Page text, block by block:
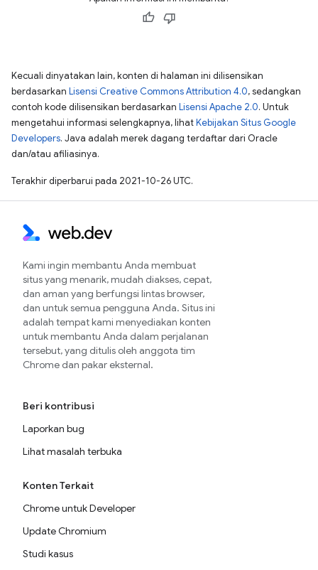
Kecuali dinyatakan lain, konten di halaman ini dilisensikan
berdasarkan Lisensi Creative Commons Attribution 4.0, sedangkan
contoh kode dilisensikan berdasarkan Lisensi Apache 2.0. Untuk
mengetahui informasi selengkapnya, lihatKebijakan Situs Google
Developers. Java adalah merek dagang terdaftar dari Oracle
dan/atau afiliasinya.
Terakhir diperbarui pada 2021-10-26 UTC.
Kami ingin membantu Anda membuat
situs yang menarik, mudah diakses, cepat,
dan aman yang berfungsi lintas browser,
dan untuk semua pengguna Anda. Situs ini
adalah tempat kami menyediakan konten
untuk membantu Anda dalam perjalanan
tersebut, yang ditulis oleh anggota tim
Chrome dan pakar eksternal.
Beri kontribusi
Laporkan bug
Lihat masalah terbuka
Konten Terkait
Chrome untuk Developer
Update Chromium
Studi kasus